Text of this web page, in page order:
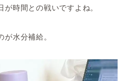
時間との戦いですよね。
水分補給。